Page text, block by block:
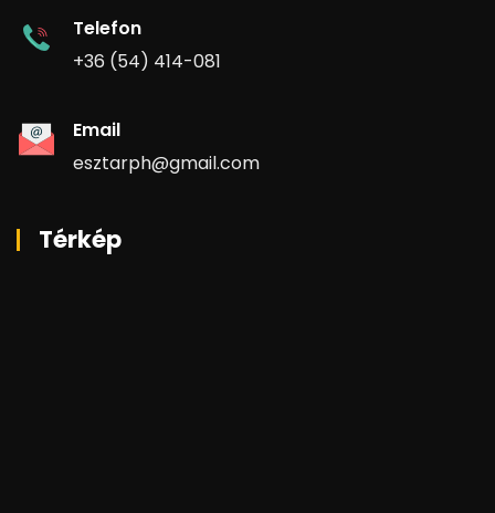
Telefon
+36 (54) 414-081
Email
esztarph@gmail.com
Térkép